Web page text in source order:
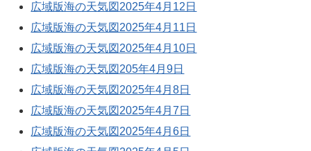
広域版海の天気図2025年4月12日
広域版海の天気図2025年4月11日
広域版海の天気図2025年4月10日
広域版海の天気図205年4月9日
広域版海の天気図2025年4月8日
広域版海の天気図2025年4月7日
広域版海の天気図2025年4月6日